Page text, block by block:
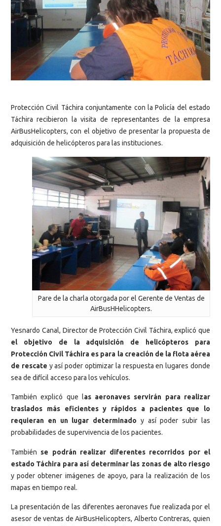
Protección Civil Táchira conjuntamente con la Policía del estado
Táchira recibieron la visita de representantes de la empresa
AirBusHelicopters, con el objetivo de presentar la propuesta de
adquisición de helicópteros para las instituciones.
Pare de la charla otorgada por el Gerente de Ventas de
AirBusHHelicopters.
Yesnardo Canal, Director de Protección Civil Táchira, explicó que
el objetivo de la adquisición de helicópteros para
Protección Civil Táchira es para la creación de la flota aérea
de rescate y así poder optimizar la respuesta en lugares donde
sea de difícil acceso para los vehículos.
También explicó que las aeronaves servirán para realizar
traslados más eficientes y rápidos a pacientes que lo
requieran en un lugar determinado y así poder subir las
probabilidades de supervivencia de los pacientes.
También se podrán realizar diferentes recorridos por el
estado Táchira para así determinar las zonas de alto riesgo
y poder obtener imágenes de apoyo, para la realización de los
mapas en tiempo real.
La presentación de las diferentes aeronaves fue realizada por el
asesor de ventas de AirBusHelicopters, Alberto Contreras, quien